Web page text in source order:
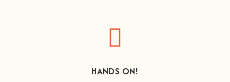
HANDS ON!